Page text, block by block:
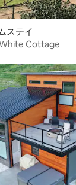
ステイ
Cottage